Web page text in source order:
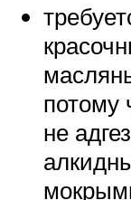
потому
не